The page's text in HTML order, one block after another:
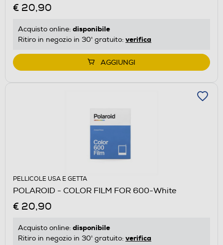
€ 20,90
Acquisto online: disponibile
Ritiro in negozio in 30' gratuito: verifica
AGGIUNGI
PELLICOLE USA E GETTA
POLAROID - COLOR FILM FOR 600-White
€ 20,90
Acquisto online: disponibile
Ritiro in negozio in 30' gratuito: verifica